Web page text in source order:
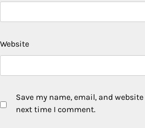
Website
Save my name, email, and
next time I comment.